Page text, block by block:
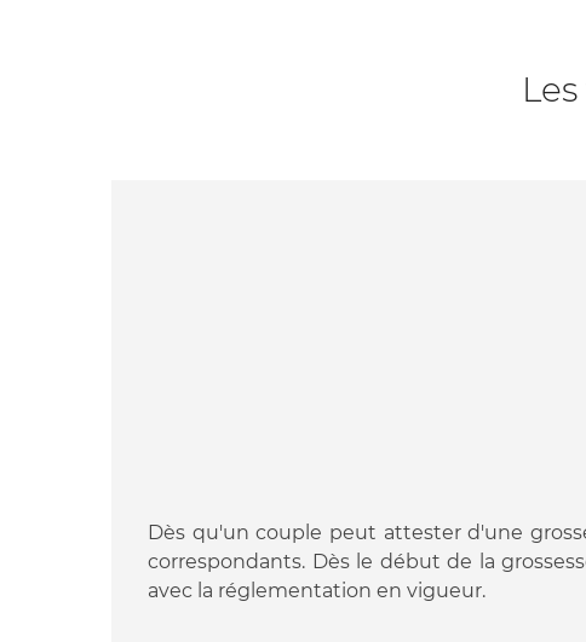
Dès qu'un couple peut attester d'une
correspondants. Dès le début de la
avec la réglementation en vigueur.